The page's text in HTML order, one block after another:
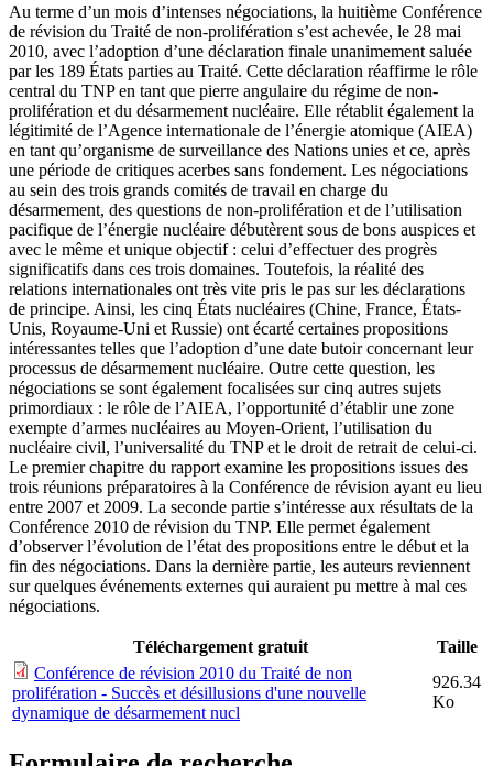
Au terme d’un mois d’intenses négociations, la huitième Conférence
de révision du Traité de non-prolifération s’est achevée, le 28 mai
2010, avec l’adoption d’une déclaration finale unanimement saluée
par les 189 États parties au Traité. Cette déclaration réaffirme le rôle
central du TNP en tant que pierre angulaire du régime de non-
prolifération et du désarmement nucléaire. Elle rétablit également la
légitimité de l’Agence internationale de l’énergie atomique (AIEA)
en tant qu’organisme de surveillance des Nations unies et ce, après
une période de critiques acerbes sans fondement. Les négociations
au sein des trois grands comités de travail en charge du
désarmement, des questions de non-prolifération et de l’utilisation
pacifique de l’énergie nucléaire débutèrent sous de bons auspices et
avec le même et unique objectif : celui d’effectuer des progrès
significatifs dans ces trois domaines. Toutefois, la réalité des
relations internationales ont très vite pris le pas sur les déclarations
de principe. Ainsi, les cinq États nucléaires (Chine, France, États-
Unis, Royaume-Uni et Russie) ont écarté certaines propositions
intéressantes telles que l’adoption d’une date butoir concernant leur
processus de désarmement nucléaire. Outre cette question, les
négociations se sont également focalisées sur cinq autres sujets
primordiaux : le rôle de l’AIEA, l’opportunité d’établir une zone
exempte d’armes nucléaires au Moyen-Orient, l’utilisation du
nucléaire civil, l’universalité du TNP et le droit de retrait de celui-ci.
Le premier chapitre du rapport examine les propositions issues des
trois réunions préparatoires à la Conférence de révision ayant eu lieu
entre 2007 et 2009. La seconde partie s’intéresse aux résultats de la
Conférence 2010 de révision du TNP. Elle permet également
d’observer l’évolution de l’état des propositions entre le début et la
fin des négociations. Dans la dernière partie, les auteurs reviennent
sur quelques événements externes qui auraient pu mettre à mal ces
négociations.
Téléchargement gratuit
Taille
Conférence de révision 2010 du Traité de non
prolifération - Succès et désillusions d'une nouvelle
dynamique de désarmement nucl
926.34
Ko